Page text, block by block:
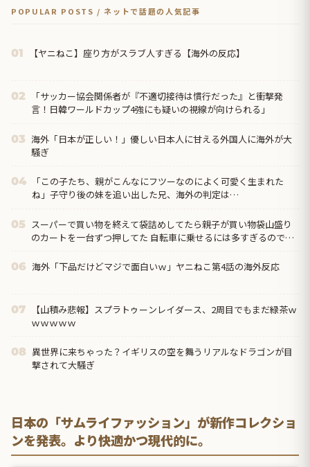
POPULAR POSTS / ネットで話題の人気記事
01 【ヤニねこ】座り方がスラブ人すぎる【海外の反応】
02
「サッカー協会関係者が『不適切接待は慣行だった』と衝撃発
言！日韓ワールドカップ4強にも疑いの視線が向けられる」
03 海外「日本が正しい！」優しい日本人に甘える外国人に海外が大
騒ぎ
04
「この子たち、親がこんなにフツーなのによく可愛く生まれた
ね」子守り後の妹を追い出した兄、海外の判定は…
05 スーパーで買い物を終えて袋詰めしてたら親子が買い物袋山盛り
のカートを一台ずつ押してた 自転車に乗せるには多すぎるので、
06 海外「下品だけどマジで面白いｗ」ヤニねこ第4話の海外反応
07
【山積み悲報】スプラトゥーンレイダース、2周目でもまだ緑茶ｗ
ｗｗｗｗｗ
08 異世界に来ちゃった？イギリスの空を舞うリアルなドラゴンが目
撃されて大騒ぎ
日本の「サムライファッション」が新作コレクショ
ンを発表。より快適かつ現代的に。